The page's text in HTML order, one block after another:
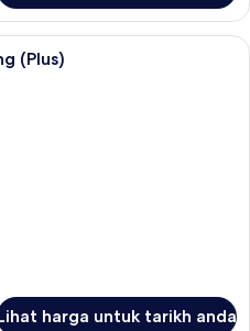
Quadruple Room, Non Smoking
(Plus)
harga untuk tarikh anda